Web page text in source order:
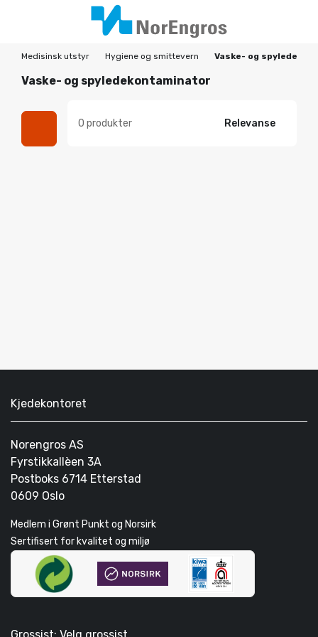
Medisinsk utstyr Hygiene og smittevern Vaske- og
Vaske- og spyledekontaminator
0 produkter Relevanse
Kjedekontoret
Norengros AS
Fyrstikkallèen 3A
Postboks 6714 Etterstad
0609 Oslo
Medlem i Grønt Punkt og Norsirk
Sertifisert for kvalitet og miljø